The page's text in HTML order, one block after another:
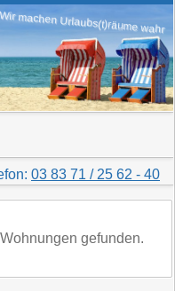
Wir machen Urlaubs(t)räume wahr
03 83 71 / 25 62 - 40
gefunden.